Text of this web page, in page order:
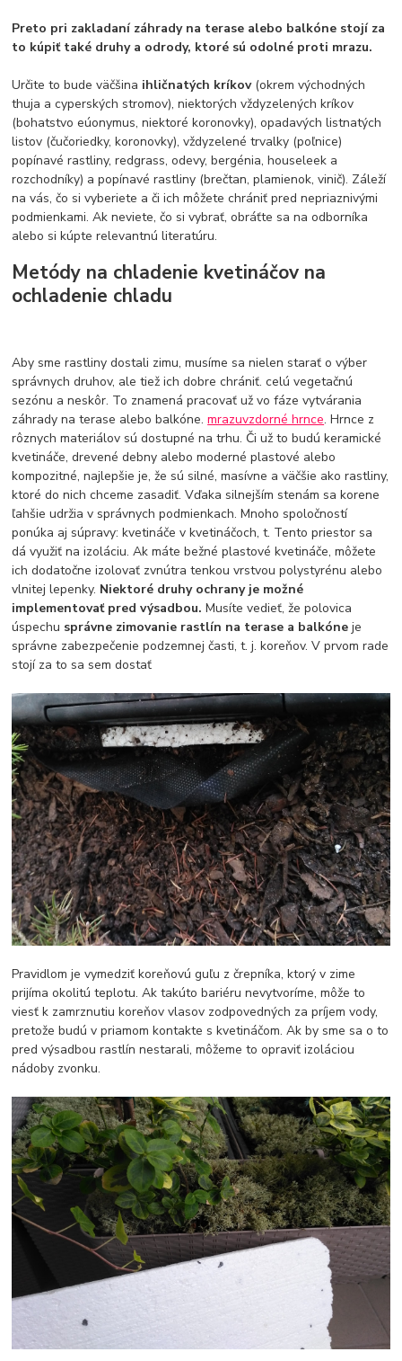
Preto pri zakladaní záhrady na terase alebo balkóne stojí za
to kúpiť také druhy a odrody, ktoré sú odolné proti mrazu.
Určite to bude väčšina ihličnatých kríkov (okrem východných
thuja a cyperských stromov), niektorých vždyzelených kríkov
(bohatstvo eúonymus, niektoré koronovky), opadavých listnatých
listov (čučoriedky, koronovky), vždyzelené trvalky (poľnice)
popínavé rastliny, redgrass, odevy, bergénia, houseleek a
rozchodníky) a popínavé rastliny (brečtan, plamienok, vinič). Záleží
na vás, čo si vyberiete a či ich môžete chrániť pred nepriaznivými
podmienkami. Ak neviete, čo si vybrať, obráťte sa na odborníka
alebo si kúpte relevantnú literatúru.
Metódy na chladenie kvetináčov na
ochladenie chladu
Aby sme rastliny dostali zimu, musíme sa nielen starať o výber
správnych druhov, ale tiež ich dobre chrániť. celú vegetačnú
sezónu a neskôr. To znamená pracovať už vo fáze vytvárania
záhrady na terase alebo balkóne.mrazuvzdorné hrnce. Hrnce z
rôznych materiálov sú dostupné na trhu. Či už to budú keramické
kvetináče, drevené debny alebo moderné plastové alebo
kompozitné, najlepšie je, že sú silné, masívne a väčšie ako rastliny,
ktoré do nich chceme zasadiť. Vďaka silnejším stenám sa korene
ľahšie udržia v správnych podmienkach. Mnoho spoločností
ponúka aj súpravy: kvetináče v kvetináčoch, t. Tento priestor sa
dá využiť na izoláciu. Ak máte bežné plastové kvetináče, môžete
ich dodatočne izolovať zvnútra tenkou vrstvou polystyrénu alebo
vlnitej lepenky. Niektoré druhy ochrany je možné
implementovať pred výsadbou.Musíte vedieť, že polovica
úspechu správne zimovanie rastlín na terase a balkóneje
správne zabezpečenie podzemnej časti, t. j. koreňov. V prvom rade
stojí za to sa sem dostať
Pravidlom je vymedziť koreňovú guľu z črepníka, ktorý v zime
prijíma okolitú teplotu. Ak takúto bariéru nevytvoríme, môže to
viesť k zamrznutiu koreňov vlasov zodpovedných za príjem vody,
pretože budú v priamom kontakte s kvetináčom. Ak by sme sa o to
pred výsadbou rastlín nestarali, môžeme to opraviť izoláciou
nádoby zvonku.